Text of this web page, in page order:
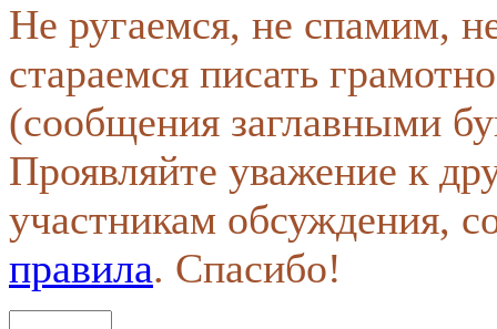
Не ругаемся, не спамим,
стараемся писать
(сообщения заглавными
Проявляйте уважение к
участникам обсуждения,
правила. Спасибо!